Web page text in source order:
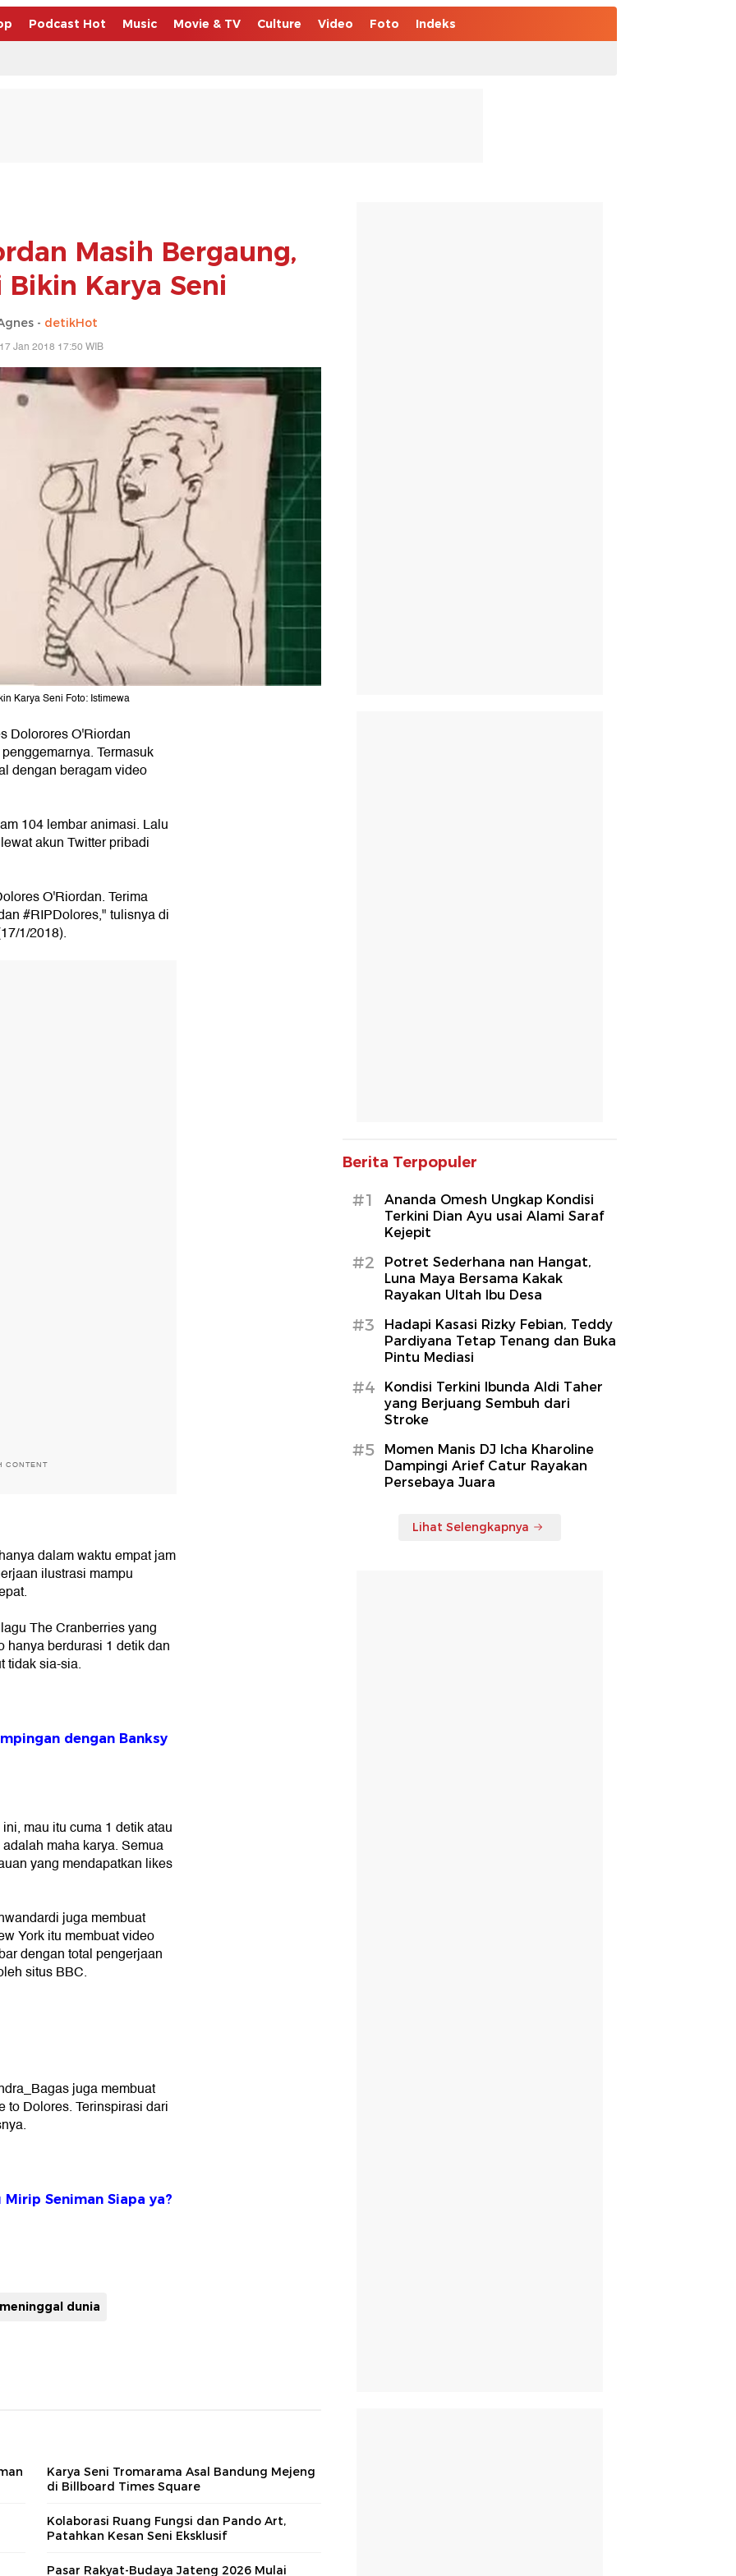
Podcast Hot Music Movie & TV Culture Video Foto Indeks
Masih Bergaung,
Karya Seni
- detikHot
Jan 2018 17:50 WIB
Karya Seni Foto: Istimewa
Dolorores O'Riordan
Termasuk
dengan beragam video
104 lembar animasi. Lalu
akun Twitter pribadi
O'Riordan. Terima
#RIPDolores," tulisnya di
1/2018).
CONTENT
dalam waktu empat jam
ilustrasi mampu
The Cranberries yang
hanya berdurasi 1 detik dan
tidak sia-sia.
dengan Banksy
mau itu cuma 1 detik atau
maha karya. Semua
yang mendapatkan likes
juga membuat
York itu membuat video
dengan total pengerjaan
situs BBC.
juga membuat
to Dolores. Terinspirasi dari
Seniman Siapa ya?
dunia
Karya Seni Tromarama Asal Bandung Mejeng
di Billboard Times Square
Kolaborasi Ruang Fungsi dan Pando Art,
Patahkan Kesan Seni Eksklusif
Pasar Rakyat-Budaya Jateng 2026 Mulai
Berita Terpopuler
#1
Ananda Omesh Ungkap Kondisi
Terkini Dian Ayu usai Alami Saraf
Kejepit
#2
Potret Sederhana nan Hangat,
Luna Maya Bersama Kakak
Rayakan Ultah Ibu Desa
#3
Hadapi Kasasi Rizky Febian, Teddy
Pardiyana Tetap Tenang dan Buka
Pintu Mediasi
#4
Kondisi Terkini Ibunda Aldi Taher
yang Berjuang Sembuh dari
Stroke
#5
Momen Manis DJ Icha Kharoline
Dampingi Arief Catur Rayakan
Persebaya Juara
Lihat Selengkapnya